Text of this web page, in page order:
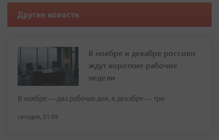
Другие новости
В ноябре и декабре россиян
ждут короткие рабочие
недели
В ноябре — два рабочих дня, в декабре — три
сегодня, 21:09